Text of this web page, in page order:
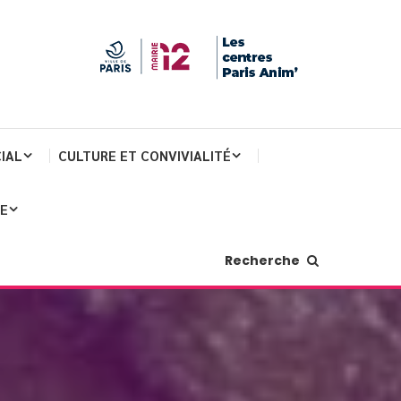
CULTURE ET CONVIVIALITÉ
Recherche